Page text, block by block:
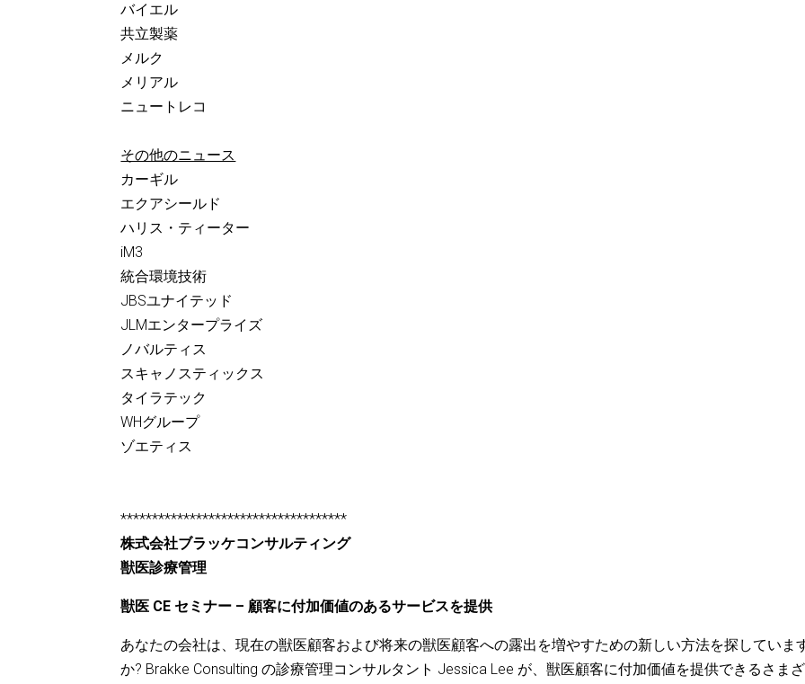
バイエル
共立製薬
メルク
メリアル
ニュートレコ
その他のニュース
カーギル
エクアシールド
ハリス・ティーター
iM3
統合環境技術
JBSユナイテッド
JLMエンタープライズ
ノバルティス
スキャノスティックス
タイラテック
WHグループ
ゾエティス
************************************
株式会社ブラッケコンサルティング
獣医診療管理
獣医 CE セミナー – 顧客に付加価値のあるサービスを提供
あなたの会社は、現在の獣医顧客および将来の獣医顧客への露出を増やすための新しい方法を探していま
か? Brakke Consulting の診療管理コンサルタント Jessica Lee が、獣医顧客に付加価値を提供できるさまざ